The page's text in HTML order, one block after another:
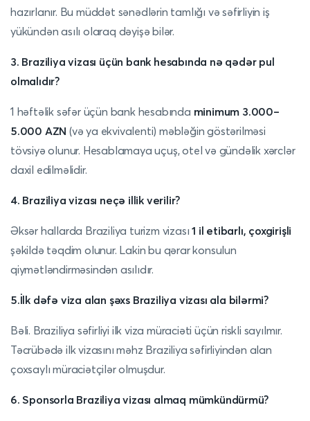
hazırlanır. Bu müddət sənədlərin tamlığı və səfirliyin iş
yükündən asılı olaraq dəyişə bilər.
3. Braziliya vizası üçün bank hesabında nə qədər pul
olmalıdır?
1 həftəlik səfər üçün bank hesabında minimum 3.000–
5.000 AZN (və ya ekvivalenti) məbləğin göstərilməsi
tövsiyə olunur. Hesablamaya uçuş, otel və gündəlik xərclər
daxil edilməlidir.
4. Braziliya vizası neçə illik verilir?
Əksər hallarda Braziliya turizm vizası1 il etibarlı, çoxgirişli
şəkildə təqdim olunur. Lakin bu qərar konsulun
qiymətləndirməsindən asılıdır.
5.İlk dəfə viza alan şəxs Braziliya vizası ala bilərmi?
Bəli. Braziliya səfirliyi ilk viza müraciəti üçün riskli sayılmır.
Təcrübədə ilk vizasını məhz Braziliya səfirliyindən alan
çoxsaylı müraciətçilər olmuşdur.
6. Sponsorla Braziliya vizası almaq mümkündürmü?